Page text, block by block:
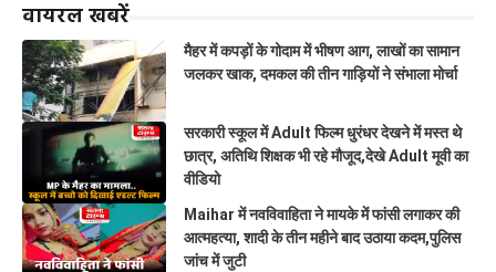
वायरल खबरें
मैहर में कपड़ों के गोदाम में भीषण आग, लाखों का सामान
जलकर खाक, दमकल की तीन गाड़ियों ने संभाला मोर्चा
सरकारी स्कूल में Adult फिल्म धुरंधर देखने में मस्त थे
छात्र, अतिथि शिक्षक भी रहे मौजूद,देखे Adult मूवी का
वीडियो
Maihar में नवविवाहिता ने मायके में फांसी लगाकर की
आत्महत्या, शादी के तीन महीने बाद उठाया कदम,पुलिस
जांच में जुटी